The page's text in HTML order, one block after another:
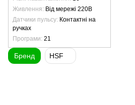
Живлення
Від мережі 220В
Датчики пульсу Контактні на
ручках
Програми 21
Бренд HSF